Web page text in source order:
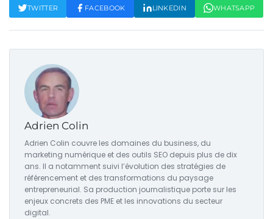
TWITTER FACEBOOK LINKEDIN WHATSAPP
Adrien Colin
Adrien Colin couvre les domaines du business, du
marketing numérique et des outils SEO depuis plus de dix
ans. Il a notamment suivi l’évolution des stratégies de
référencement et des transformations du paysage
entrepreneurial. Sa production journalistique porte sur les
enjeux concrets des PME et les innovations du secteur
digital.